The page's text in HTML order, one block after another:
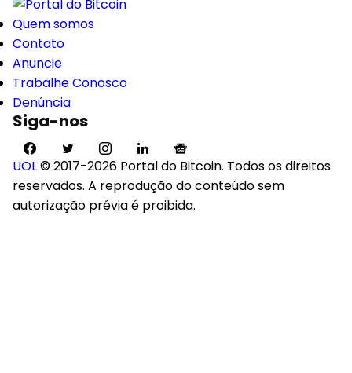
Quem somos
Contato
Anuncie
Trabalhe Conosco
Denúncia
Siga-nos
UOL© 2017-2026 Portal do Bitcoin. Todos os direitos
reservados. A reprodução do conteúdo sem
autorização prévia é proibida.